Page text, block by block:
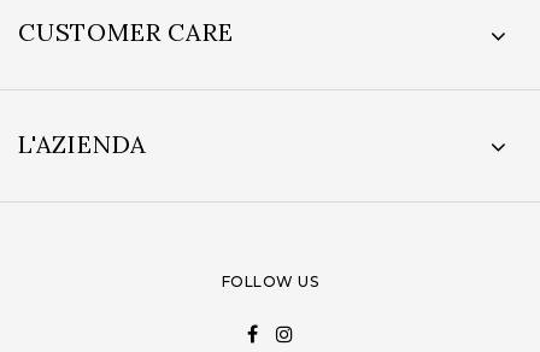
CUSTOMER CARE
L'AZIENDA
FOLLOW US